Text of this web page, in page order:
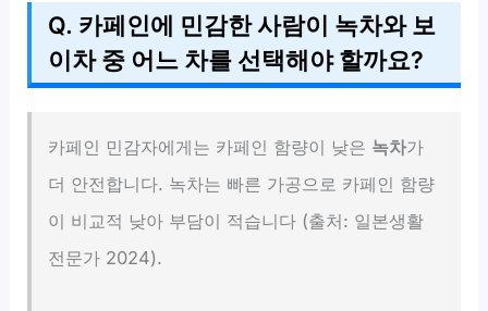
Q. 카페인에 민감한 사람이 녹차와 보
이차 중 어느 차를 선택해야 할까요?
카페인 민감자에게는 카페인 함량이 낮은 녹차가
더 안전합니다. 녹차는 빠른 가공으로 카페인 함량
이 비교적 낮아 부담이 적습니다 (출처: 일본생활
전문가 2024).